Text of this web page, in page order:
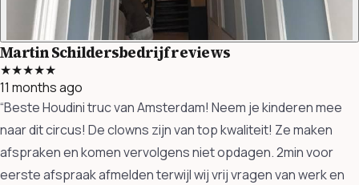
Martin Schildersbedrijf reviews
★★★★★
11 months ago
“Beste Houdini truc van Amsterdam! Neem je kinderen mee
naar dit circus! De clowns zijn van top kwaliteit! Ze maken
afspraken en komen vervolgens niet opdagen. 2min voor
eerste afspraak afmelden terwijl wij vrij vragen van werk en